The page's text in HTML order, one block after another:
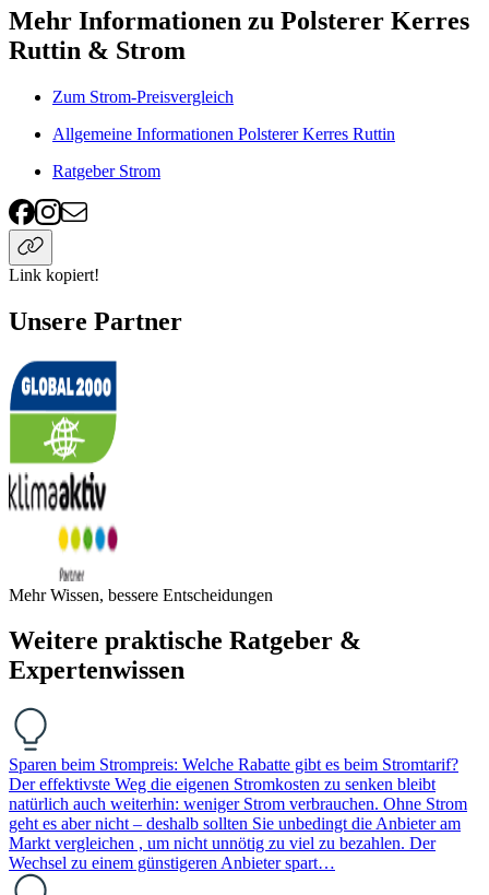
Mehr Informationen zu Polsterer Kerres
Ruttin & Strom
Zum Strom-Preisvergleich
Allgemeine Informationen Polsterer Kerres Ruttin
Ratgeber Strom
Link kopiert!
Unsere Partner
Mehr Wissen, bessere Entscheidungen
Weitere praktische Ratgeber &
Expertenwissen
Sparen beim Strompreis: Welche Rabatte gibt es beim Stromtarif?
Der effektivste Weg die eigenen Stromkosten zu senken bleibt
natürlich auch weiterhin: weniger Strom verbrauchen. Ohne Strom
geht es aber nicht – deshalb sollten Sie unbedingt die Anbieter am
Markt vergleichen , um nicht unnötig zu viel zu bezahlen. Der
Wechsel zu einem günstigeren Anbieter spart…